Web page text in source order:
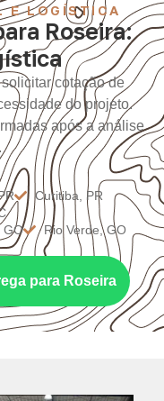
E LOGÍSTICA
Roseira:
cotação de
do projeto.
após a análise
Curitiba, PR
GO
Rio Verde, GO
para Roseira